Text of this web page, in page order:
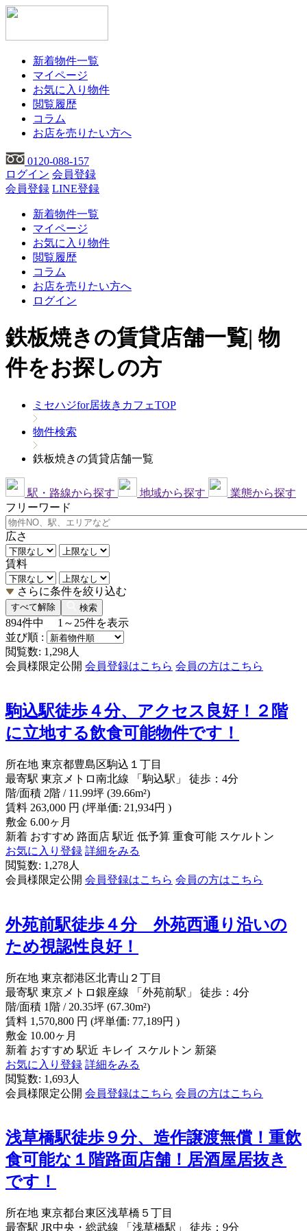
新着物件一覧
マイページ
お気に入り物件
閲覧履歴
コラム
お店を売りたい方へ
0120-088-157
ログイン 会員登録
会員登録 LINE登録
新着物件一覧
マイページ
お気に入り物件
閲覧履歴
コラム
お店を売りたい方へ
ログイン
鉄板焼きの賃貸店舗一覧| 物
件をお探しの方
ミセハジfor居抜きカフェTOP
物件検索
鉄板焼きの賃貸店舗一覧
駅・路線から探す 地域から探す
業態から探す
フリーワード
広さ
賃料
さらに条件を絞り込む
すべて解除 検索
894件中 1～25件を表示
並び順 :
閲覧数: 1,298人
会員様限定公開 会員登録はこちら 会員の方はこちら
駒込駅徒歩４分、アクセス良好！２階
に立地する飲食可能物件です！
所在地 東京都豊島区駒込１丁目
最寄駅 東京メトロ南北線 「駒込駅」 徒歩：4分
階/面積 2階 / 11.99坪 (39.66m²)
賃料 263,000 円 (坪単価: 21,934円 )
敷金 6.00ヶ月
新着 おすすめ 路面店 駅近 低予算 重食可能 スケルトン
お気に入り登録 詳細をみる
閲覧数: 1,278人
会員様限定公開 会員登録はこちら 会員の方はこちら
外苑前駅徒歩４分 外苑西通り沿いの
ため視認性良好！
所在地 東京都港区北青山２丁目
最寄駅 東京メトロ銀座線 「外苑前駅」 徒歩：4分
階/面積 1階 / 20.35坪 (67.30m²)
賃料 1,570,800 円 (坪単価: 77,189円 )
敷金 10.00ヶ月
新着 おすすめ 駅近 キレイ スケルトン 新築
お気に入り登録 詳細をみる
閲覧数: 1,693人
会員様限定公開 会員登録はこちら 会員の方はこちら
浅草橋駅徒歩９分、造作譲渡無償！重飲
食可能な１階路面店舗！居酒屋居抜き
です！
所在地 東京都台東区浅草橋５丁目
最寄駅 JR中央・総武線 「浅草橋駅」 徒歩：9分